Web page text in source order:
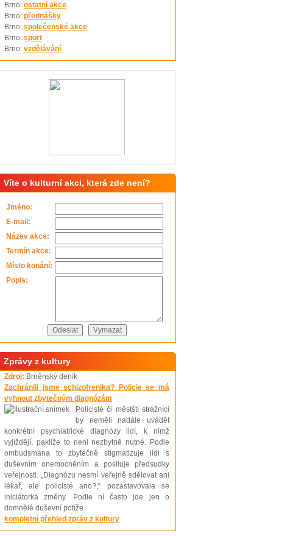
Brno: ostatní akce
Brno: přednášky
Brno: společenské akce
Brno: sport
Brno: vzdělávání
Víte o kulturní akci, která zde není?
Jméno:
E-mail:
Název akce:
Termín akce:
Místo konání:
Popis:
Zprávy z kultury
Zdroj: Brněnský deník
Zachránili jsme schizofrenika? Policie se má
vyhnout zbytečným diagnózám
Policisté či městští strážníci
by neměli nadále uvádět
konkrétní psychiatrické diagnózy lidí, k nimž
vyjíždějí, pakliže to není nezbytně nutné. Podle
ombudsmana to zbytečně stigmatizuje lidi s
duševním onemocněním a posiluje předsudky
veřejnosti. „Diagnózu nesmí veřejně sdělovat ani
lékař, ale policisté ano?,“ pozastavovala se
iniciátorka změny. Podle ní často jde jen o
domnělé duševní potíže.
kompletní přehled zpráv z kultury